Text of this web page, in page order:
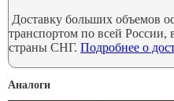
Доставку больших объемов
транспортом по всей
страны СНГ.Подробнее о
Аналоги